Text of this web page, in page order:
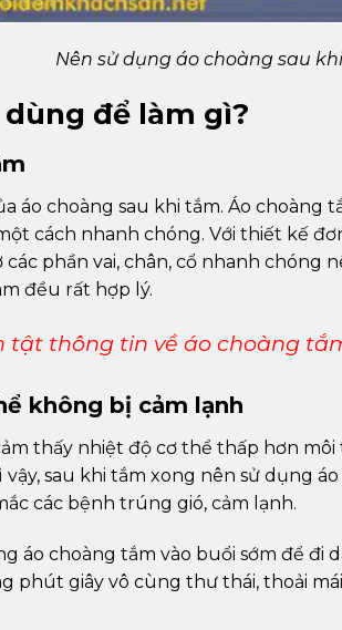
Nên sử dụng áo choàng sau
để làm gì?
áo choàng sau khi tắm. Áo choàng
cách nhanh chóng. Với thiết kế
phần vai, chân, cổ nhanh chóng
đều rất hợp lý.
tật thông tin về áo choàng
không bị cảm lạnh
thấy nhiệt độ cơ thể thấp hơn
sau khi tắm xong nên sử dụng
các bệnh trúng gió, cảm lạnh.
áo choàng tắm vào buổi sớm để đi
phút giây vô cùng thư thái, thoải